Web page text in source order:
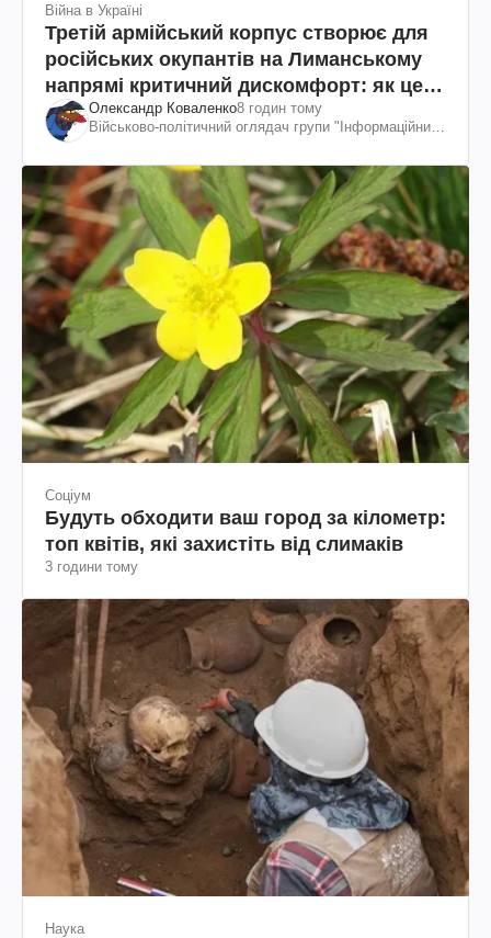
Війна в Україні
Третій армійський корпус створює для
російських окупантів на Лиманському
напрямі критичний дискомфорт: як це
вдалосяОлександр Коваленко8 годин тому
Військово-політичний оглядач групи "Інформаційний
Соціум
Будуть обходити ваш город за кілометр:
топ квітів, які захистіть від слимаків
3 години тому
Наука